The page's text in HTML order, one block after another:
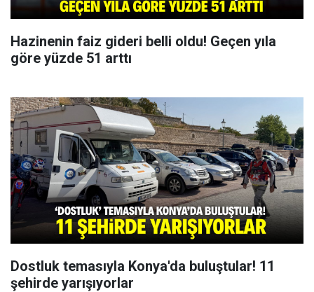
Hazinenin faiz gideri belli oldu! Geçen yıla
göre yüzde 51 arttı
Dostluk temasıyla Konya'da buluştular! 11
şehirde yarışıyorlar